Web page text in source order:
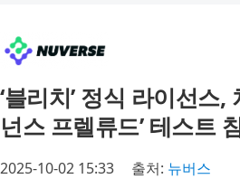
‘블리치’ 정식 라이선스,
넌스 프렐류드’ 테스트
2025-10-02 15:33 출처: 뉴버스